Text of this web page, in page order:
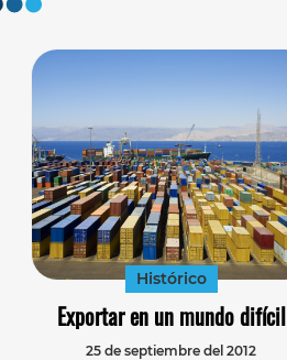
Histórico
Exportar en un mundo difícil
25 de septiembre del 2012